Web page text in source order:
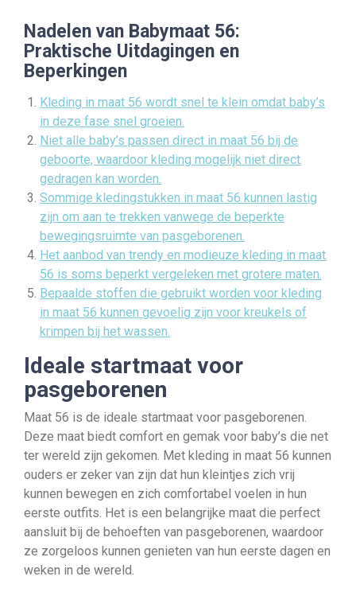
Nadelen van Babymaat 56:
Praktische Uitdagingen en
Beperkingen
Kleding in maat 56 wordt snel te klein omdat baby’s
in deze fase snel groeien.
Niet alle baby’s passen direct in maat 56 bij de
geboorte, waardoor kleding mogelijk niet direct
gedragen kan worden.
Sommige kledingstukken in maat 56 kunnen lastig
zijn om aan te trekken vanwege de beperkte
bewegingsruimte van pasgeborenen.
Het aanbod van trendy en modieuze kleding in maat
56 is soms beperkt vergeleken met grotere maten.
Bepaalde stoffen die gebruikt worden voor kleding
in maat 56 kunnen gevoelig zijn voor kreukels of
krimpen bij het wassen.
Ideale startmaat voor
pasgeborenen
Maat 56 is de ideale startmaat voor pasgeborenen.
Deze maat biedt comfort en gemak voor baby’s die net
ter wereld zijn gekomen. Met kleding in maat 56 kunnen
ouders er zeker van zijn dat hun kleintjes zich vrij
kunnen bewegen en zich comfortabel voelen in hun
eerste outfits. Het is een belangrijke maat die perfect
aansluit bij de behoeften van pasgeborenen, waardoor
ze zorgeloos kunnen genieten van hun eerste dagen en
weken in de wereld.